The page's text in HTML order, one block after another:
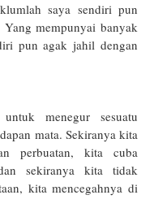
saya sendiri pun
mempunyai banyak
pun agak jahil dengan
menegur sesuatu
mata. Sekiranya kita
perbuatan, kita cuba
sekiranya kita tidak
, kita mencegahnya di